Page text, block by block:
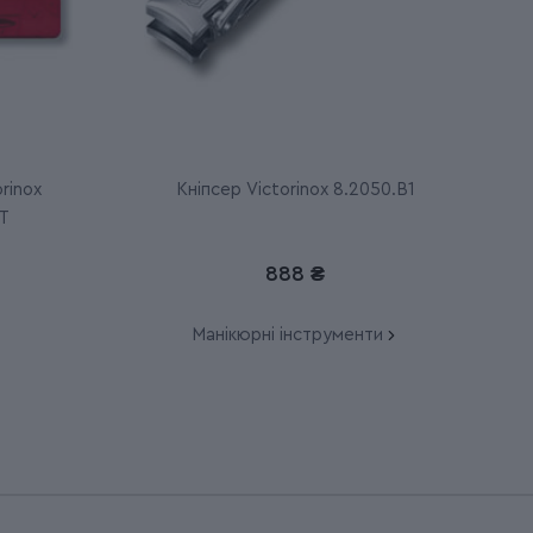
Кніпсер Victorinox 8.2050.B1
888 ₴
Манікюрні інструменти